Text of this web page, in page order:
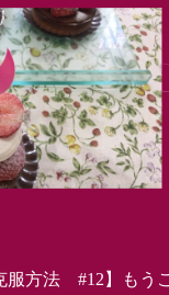
服方法 #12】もうこ